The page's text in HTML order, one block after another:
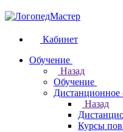
Кабинет
Обучение
Назад
Обучение
Дистанционное
Назад
Курсы